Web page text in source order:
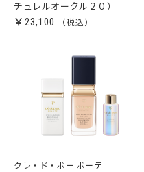
チュレルオークル２０）
￥23,100
クレ・ド・ポー ボーテ